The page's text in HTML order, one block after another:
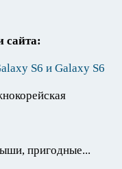
сайта:
S6 и Galaxy S6
пригодные...